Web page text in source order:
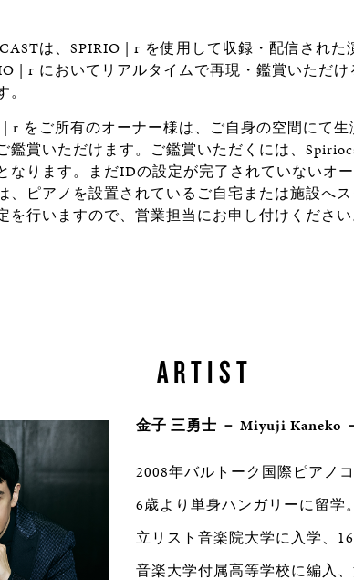
は、SPIRIO | r を使用して収録・配信された
| r においてリアルタイムで再現・鑑賞いただけ
| r をご所有のオーナー様は、ご自身の空間にて
鑑賞いただけます。ご鑑賞いただくには、
なります。まだIDの設定が完了されていないオ
、ピアノを設置されているご自宅または施設へ
を行いますので、営業担当にお申し付けください
ARTIST
金子 三勇士 － Miyuji Kaneko
2008年バルトーク国際ピアノ
6歳より単身ハンガリーに留学
立リスト音楽院大学に入学、
音楽大学付属高等学校に編入